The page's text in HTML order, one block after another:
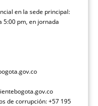
en la sede principal:
5:00 pm, en jornada
de corrupción: +57 195